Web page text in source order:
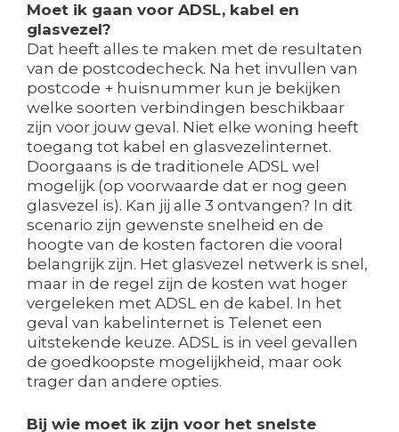
Moet ik gaan voor ADSL, kabel en
glasvezel?
Dat heeft alles te maken met de resultaten
van de postcodecheck. Na het invullen van
postcode + huisnummer kun je bekijken
welke soorten verbindingen beschikbaar
zijn voor jouw geval. Niet elke woning heeft
toegang tot kabel en glasvezelinternet.
Doorgaans is de traditionele ADSL wel
mogelijk (op voorwaarde dat er nog geen
glasvezel is). Kan jij alle 3 ontvangen? In dit
scenario zijn gewenste snelheid en de
hoogte van de kosten factoren die vooral
belangrijk zijn. Het glasvezel netwerk is snel,
maar in de regel zijn de kosten wat hoger
vergeleken met ADSL en de kabel. In het
geval van kabelinternet is Telenet een
uitstekende keuze. ADSL is in veel gevallen
de goedkoopste mogelijkheid, maar ook
trager dan andere opties.
Bij wie moet ik zijn voor het snelste